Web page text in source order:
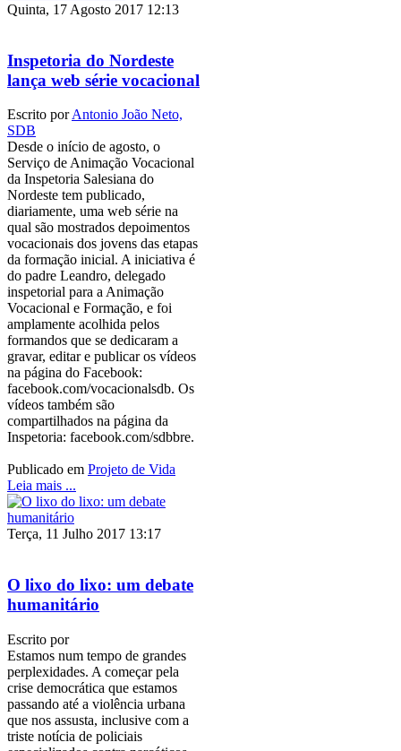
Quinta, 17 Agosto 2017 12:13
Inspetoria do Nordeste
lança web série vocacional
Escrito porAntonio João Neto,
SDB
Desde o início de agosto, o
Serviço de Animação Vocacional
da Inspetoria Salesiana do
Nordeste tem publicado,
diariamente, uma web série na
qual são mostrados depoimentos
vocacionais dos jovens das etapas
da formação inicial. A iniciativa é
do padre Leandro, delegado
inspetorial para a Animação
Vocacional e Formação, e foi
amplamente acolhida pelos
formandos que se dedicaram a
gravar, editar e publicar os vídeos
na página do Facebook:
facebook.com/vocacionalsdb. Os
vídeos também são
compartilhados na página da
Inspetoria: facebook.com/sdbbre.
Publicado em Projeto de Vida
Leia mais ...
Terça, 11 Julho 2017 13:17
O lixo do lixo: um debate
humanitário
Escrito por
Estamos num tempo de grandes
perplexidades. A começar pela
crise democrática que estamos
passando até a violência urbana
que nos assusta, inclusive com a
triste notícia de policiais